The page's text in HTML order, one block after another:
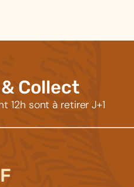
Collect
12h sont à retirer J+1